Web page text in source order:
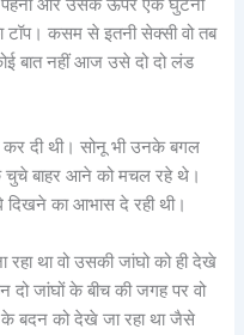
पहना और उसके ऊपर एक घुटनों
कसम से इतनी सेक्सी वो तब
बात नहीं आज उसे दो दो लंड
दी थी। सोनू भी उनके बगल
चुचे बाहर आने को मचल रहे थे।
का आभास दे रही थी।
था वो उसकी जांघो को ही देखे
दो जांघों के बीच की जगह पर वो
के बदन को देखे जा रहा था जैसे